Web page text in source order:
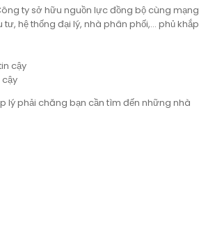
Công ty sở hữu nguồn lực đồng bộ cùng mạng
hệ thống đại lý, nhà phân phối,… phủ khắp
lý phải chăng bạn cần tìm đến những nhà